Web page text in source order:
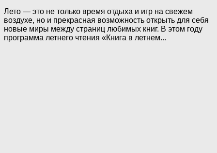
Лето — это не только время отдыха и игр на свежем
воздухе, но и прекрасная возможность открыть для себя
новые миры между страниц любимых книг. В этом году
программа летнего чтения «Книга в летнем...